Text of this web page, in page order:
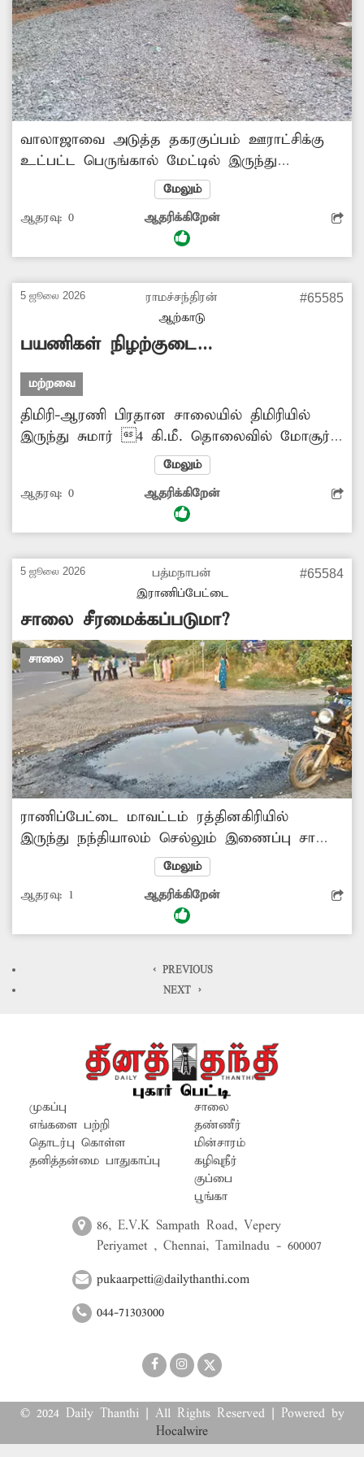
வாலாஜாவை அடுத்த தகரகுப்பம் ஊராட்சிக்கு
உட்பட்ட பெருங்கால் மேட்டில் இருந்து
செங்காடு செல்லும் குறுக்கு சாலை சமீபத்தில்
போடப்பட்டது. அதில் 200 அடி தூரம் சாலை
அமைக்காமல் கிடப்பில் போட்டுள்ளனர். அந்த
வழியாக நடந்து செல்வோர், வாகனங்களில்
போடப்பட்ட சாலை பணியை விரைந்து முடிக்க
சம்பந்தப்பட்ட அதிகாரிகள் நடவடிக்கை எடுக்க
வேண்டும். -சுப்பிரமணியம், வாலாஜா.
மேலும்
ஆதரவு: 0 ஆதரிக்கிறேன்
5 ஜூலை 2026
ராமச்சந்திரன்
ஆற்காடு
#65585
பயணிகள் நிழற்குடை
அமைப்பார்களா?
மற்றவை
திமிரி-ஆரணி பிரதான சாலையில் திமிரியில்
இருந்து சுமார் 4 கி.மீ. தொலைவில் மோசூர்
கிராமம் உள்ளது. அந்தக் கிராம மக்கள்,
மாணவர்கள், கூலித்தொழிலாளர்கள் வெளியே
செல்வதற்காக பஸ்சுக்காக ஒரு புளிய மரத்தின்
கீழே காத்திருக்கின்றனர். சாலையின்
-ராமச்சந்திரன், மோசூர்.
மேலும்
ஆதரவு: 0 ஆதரிக்கிறேன்
5 ஜூலை 2026
பத்மநாபன்
இராணிப்பேட்டை
#65584
சாலை சீரமைக்கப்படுமா?
சாலை
ராணிப்பேட்டை மாவட்டம் ரத்தினகிரியில்
இருந்து நந்தியாலம் செல்லும் இணைப்பு சாலை
சேதம் அடைந்து, பள்ளமாக உள்ளது. அந்தப்
பள்ளத்தால் போக்குவரத்துக்கு இடையூறாக
உள்ளது. சேதம் அடைந்த சாலையைச்
சீரமைக்க அதிகாரிகள் நடவடிக்கை
மேலும்
ஆதரவு: 1 ஆதரிக்கிறேன்
< PREVIOUS
NEXT >
முகப்பு
எங்களை பற்றி
தொடர்பு கொள்ள
தனித்தன்மை பாதுகாப்பு
சாலை
தண்ணீர்
மின்சாரம்
கழிவுநீர்
குப்பை
பூங்கா
86, E.V.K Sampath Road, Vepery
Periyamet , Chennai, Tamilnadu - 600007
pukaarpetti@dailythanthi.com
044-71303000
© 2024 Daily Thanthi | All Rights Reserved | Powered by
Hocalwire